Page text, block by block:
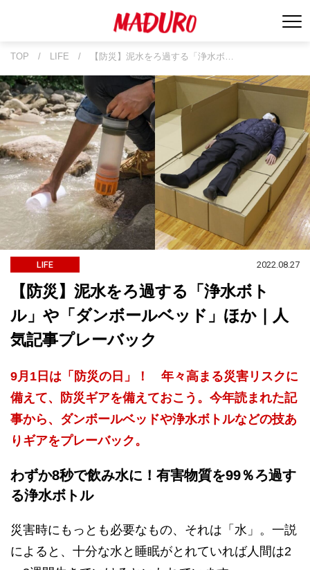
TOP / LIFE / 【防災】泥水をろ過する「浄水ボ…
LIFE 2022.08.27
【防災】泥水をろ過する「浄水ボト
ル」や「ダンボールベッド」ほか｜人
気記事プレーバック
9月1日は「防災の日」！ 年々高まる災害リスクに
備えて、防災ギアを備えておこう。今年読まれた記
事から、ダンボールベッドや浄水ボトルなどの技あ
りギアをプレーバック。
わずか8秒で飲み水に！有害物質を99％ろ過す
る浄水ボトル
災害時にもっとも必要なもの、それは「水」。一説
によると、十分な水と睡眠がとれていれば人間は2